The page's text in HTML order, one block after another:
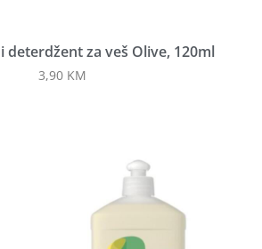
deterdžent za veš Olive, 120ml
3,90 KM